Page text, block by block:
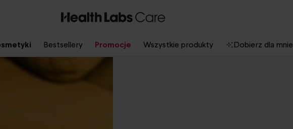
Bestsellery Promocje Wszystkie produkty Dobierz dla mnie